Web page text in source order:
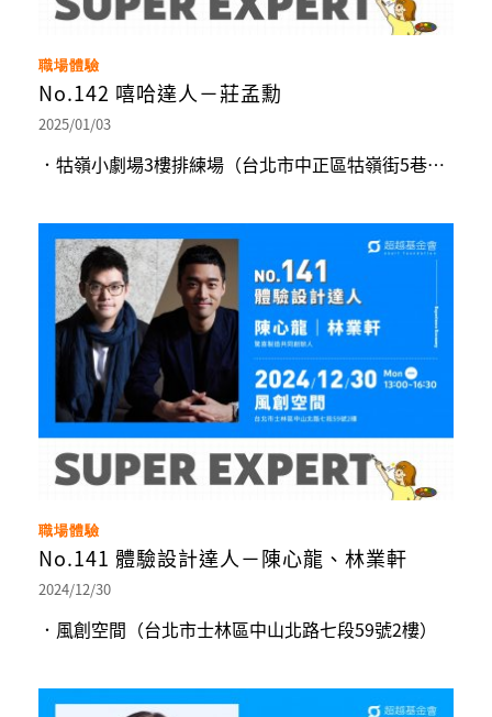
職場體驗
No.142 嘻哈達人－莊孟勳
2025/01/03
．牯嶺小劇場3樓排練場（台北市中正區牯嶺街5巷2號3樓）
職場體驗
No.141 體驗設計達人－陳心龍、林業軒
2024/12/30
．風創空間（台北市士林區中山北路七段59號2樓）